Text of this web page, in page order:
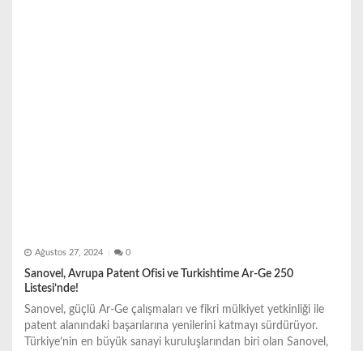
Ağustos 27, 2024 0
Sanovel, Avrupa Patent Ofisi ve Turkishtime Ar-Ge 250
Listesi’nde!
Sanovel, güçlü Ar-Ge çalışmaları ve fikri mülkiyet yetkinliği ile
patent alanındaki başarılarına yenilerini katmayı sürdürüyor.
Türkiye’nin en büyük sanayi kuruluşlarından biri olan Sanovel,